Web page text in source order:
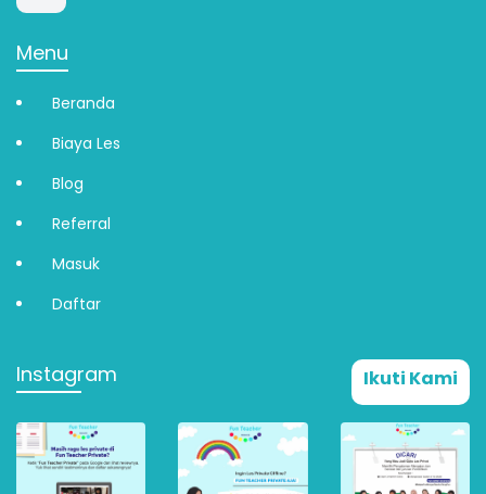
Menu
Beranda
Biaya Les
Blog
Referral
Masuk
Daftar
Instagram Ikuti Kami